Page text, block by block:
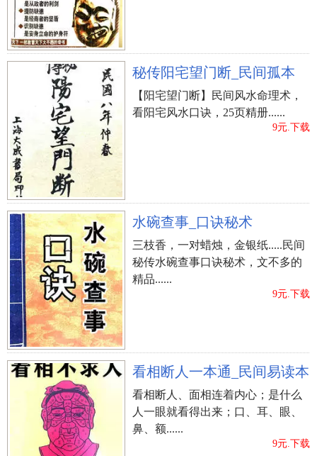
学、相学、四柱、建筑风水、破译人类基因密码等
学科的研究。邵伟华在行业中是享誉时间最久之
人，属元老级人物，同时还是享誉国际著名的预测
学家，在国内外发表多篇论文，获得奖杯和国际一
等奖。 3. 现代风水大师之裴翁， 1955年出生在山西
闻喜裴柏村，自幼承传祖宗中华宰相村风水堂文化
传人，16岁开始正式拜伯父为师，接裴氏风水堂传
人，自1993年成立岭南玄空风水学会，先后编著了
多册易学风水著作。 卧室风水有哪些 1. 卧室风水
有，卧室的色调不可太过鲜艳，还有卧室里面不可
布置得琳琅满目，卧室的色调以素雅温暖为宜，切
忌太过鲜艳，也不要布置得琳琅满目，过度豪华，
闪闪发光的饰物尤为不宜。 2. 卧室风水有，床头挂
画太大，还有床头巨画大不宜，床头置画可以增加
卧室之雅意，但以轻薄短小为宜，最忌厚重巨框之
大画，否则一旦挂钩脱落，当头砍下，非死即伤，
不可不慎。 3. 卧室风水有，卧室洗手间的门正对
床，还有卧室带洗手间，尤其洗手间正对床的住户
确实大多有腰疼的症状。这种洗手间再豪华，也改
变不了其排污的本质。空气质量不佳，沐浴后更产
生较多湿气。若洗手间的门正对床，不仅容易使床
潮湿，还容易影响卧室的空气质量，时间长了就导
致腰疼，更会增加肾脏的排毒负担。4 现代风水大
秘传阳宅望门断_民间孤本
【阳宅望门断】民间风水命理术，
看阳宅风水口诀，25页精册......
9元.下载
水碗查事_口诀秘术
三枝香，一对蜡烛，金银纸.....民间
秘传水碗查事口诀秘术，文不多的
精品......
9元.下载
看相断人一本通_民间易读本
看相断人、面相连着内心；是什么
人一眼就看得出来；口、耳、眼、
鼻、额......
9元.下载